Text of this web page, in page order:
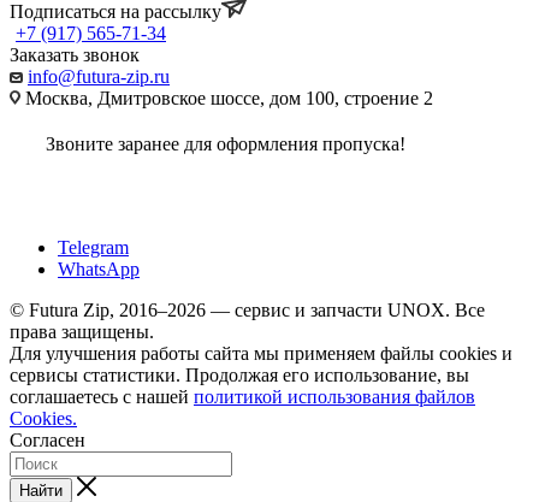
Подписаться на рассылку
+7 (917) 565-71-34
Заказать звонок
info@futura-zip.ru
Москва, Дмитровское шоссе, дом 100, строение 2
Звоните заранее для оформления пропуска!
Telegram
WhatsApp
© Futura Zip, 2016–2026 — сервис и запчасти UNOX. Все
права защищены.
Для улучшения работы сайта мы применяем файлы cookies и
сервисы статистики. Продолжая его использование, вы
соглашаетесь с нашей политикой использования файлов
Cookies.
Согласен
Найти